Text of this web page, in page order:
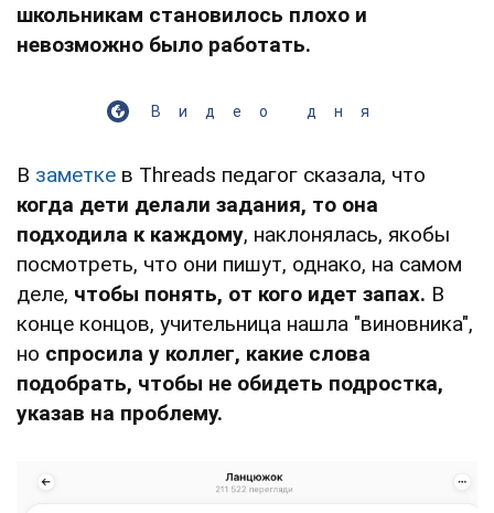
школьникам становилось плохо и
невозможно было работать.
Видео дня
В заметке в Threads педагог сказала, что
когда дети делали задания, то она
подходила к каждому, наклонялась, якобы
посмотреть, что они пишут, однако, на самом
деле, чтобы понять, от кого идет запах. В
конце концов, учительница нашла "виновника",
но спросила у коллег, какие слова
подобрать, чтобы не обидеть подростка,
указав на проблему.